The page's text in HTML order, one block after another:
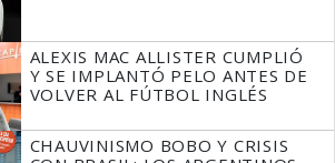
ALEXIS MAC ALLISTER CUMPLIÓ
Y SE IMPLANTÓ PELO ANTES DE
VOLVER AL FÚTBOL INGLÉS
CHAUVINISMO BOBO Y CRISIS